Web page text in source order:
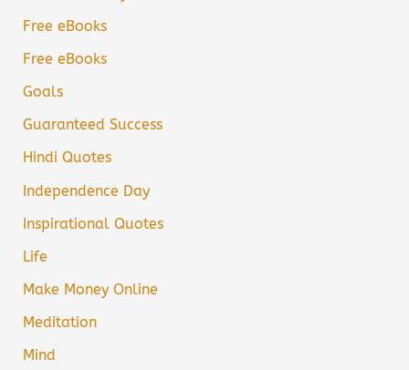
Free eBooks
Free eBooks
Goals
Guaranteed Success
Hindi Quotes
Independence Day
Inspirational Quotes
Life
Make Money Online
Meditation
Mind